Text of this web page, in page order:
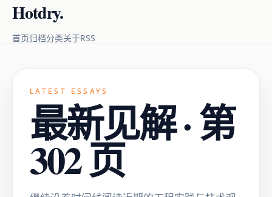
Hotdry.
首页归档分类关于RSS
LATEST ESSAYS
最新见解 · 第
302 页